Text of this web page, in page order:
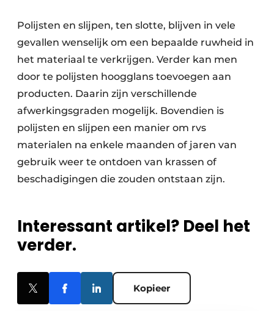
Polijsten en slijpen, ten slotte, blijven in vele
gevallen wenselijk om een bepaalde ruwheid in
het materiaal te verkrijgen. Verder kan men
door te polijsten hoogglans toevoegen aan
producten. Daarin zijn verschillende
afwerkingsgraden mogelijk. Bovendien is
polijsten en slijpen een manier om rvs
materialen na enkele maanden of jaren van
gebruik weer te ontdoen van krassen of
beschadigingen die zouden ontstaan zijn.
Interessant artikel? Deel het
verder.
Kopieer